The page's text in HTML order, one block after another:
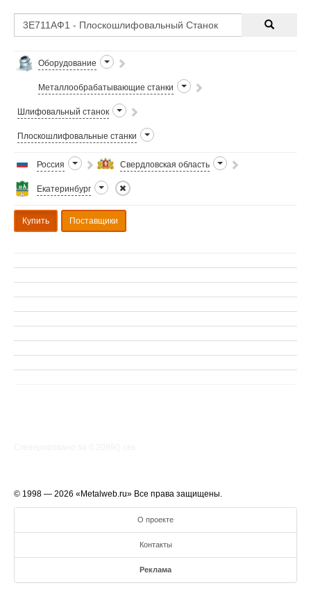
Оборудование
Металлообрабатывающие станки
Шлифовальный станок
Плоскошлифовальные станки
Россия Свердловская область
Екатеринбург
Купить Поставщики
© 1998 — 2026 «Metalweb.ru» Все права защищены.
О проекте
Контакты
Реклама